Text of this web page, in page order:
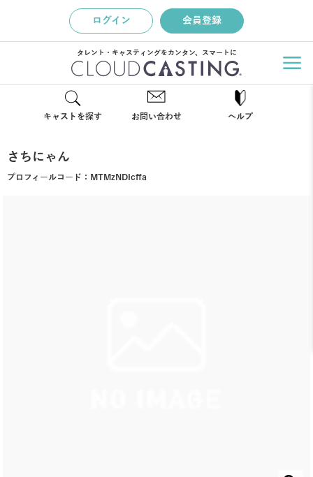
ログイン 会員登録
タレント・キャスティングをカンタン、スマートに
キャストを探す お問い合わせ ヘルプ
さちにゃん
プロフィールコード： MTMzNDIcffa